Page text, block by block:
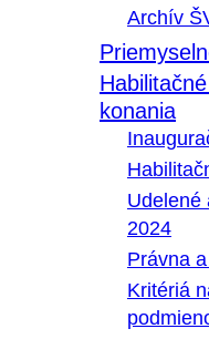
Archív
konania
Udelené
2024
Právna
Kritériá